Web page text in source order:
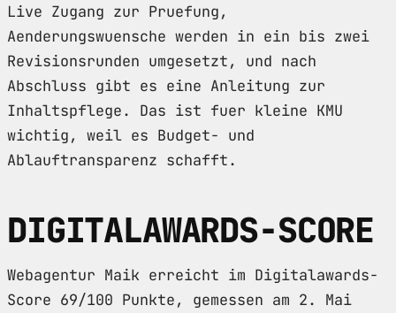
Live Zugang zur Pruefung,
Aenderungswuensche werden in ein bis zwei
Revisionsrunden umgesetzt, und nach
Abschluss gibt es eine Anleitung zur
Inhaltspflege. Das ist fuer kleine KMU
wichtig, weil es Budget- und
Ablauftransparenz schafft.
DIGITALAWARDS-SCORE
Webagentur Maik erreicht im Digitalawards-
Score 69/100 Punkte, gemessen am 2. Mai